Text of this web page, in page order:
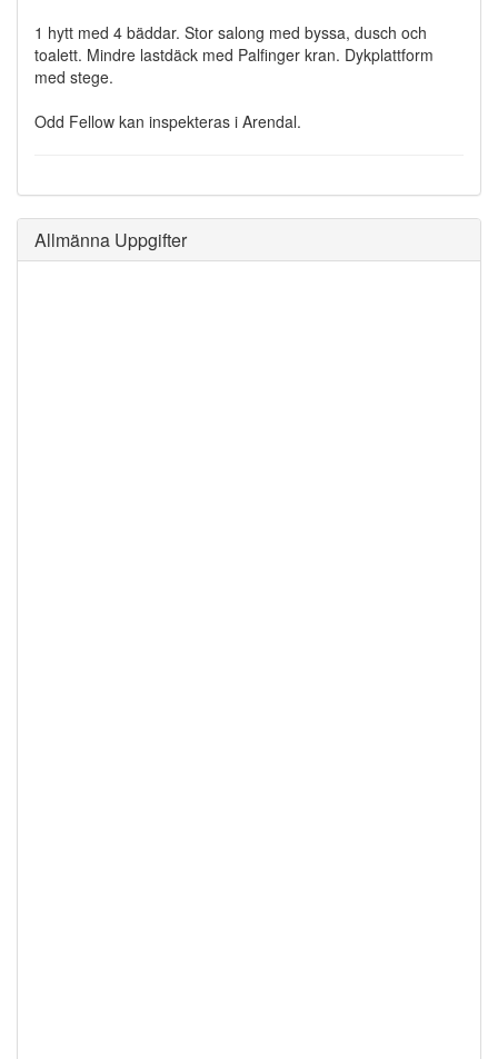
1 hytt med 4 bäddar. Stor salong med byssa, dusch och
toalett. Mindre lastdäck med Palfinger kran. Dykplattform
med stege.
Odd Fellow kan inspekteras i Arendal.
Allmänna Uppgifter